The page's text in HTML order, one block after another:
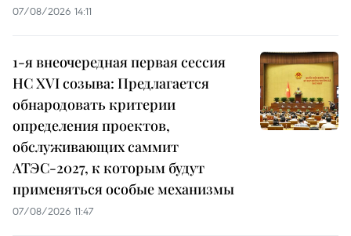
07/08/2026 14:11
1-я внеочередная первая сессия
НС XVI созыва: Предлагается
обнародовать критерии
определения проектов,
обслуживающих саммит
АТЭС-2027, к которым будут
применяться особые механизмы
07/08/2026 11:47